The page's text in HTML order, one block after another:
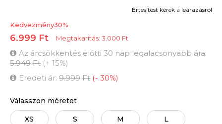
Kedvezmény30%
6.999 Ft Megtakarítás: 3.000 Ft
Az árcsökkentés előtti 30 nap legalacsonyabb ára:
5.949 Ft (+ 15%)
Eredeti ár: 9.999 Ft (- 30%)
Értesítést kérek a leárazásról
Válasszon méretet
XS S M L